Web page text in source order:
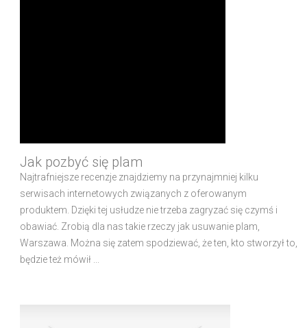
Jak pozbyć się plam
Najtrafniejsze recenzje znajdziemy na przynajmniej kilku
serwisach internetowych związanych z oferowanym
produktem. Dzięki tej usłudze nie trzeba zagryzać się czymś i
obawiać. Zrobią dla nas takie rzeczy jak usuwanie plam,
Warszawa. Można się zatem spodziewać, że ten, kto stworzył to,
będzie też mówił ...